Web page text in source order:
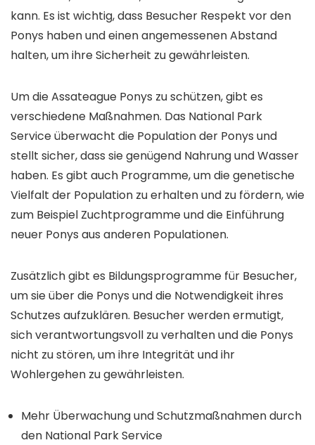
kann. Es ist wichtig, dass Besucher Respekt vor den
Ponys haben und einen angemessenen Abstand
halten, um ihre Sicherheit zu gewährleisten.
Um die Assateague Ponys zu schützen, gibt es
verschiedene Maßnahmen. Das National Park
Service überwacht die Population der Ponys und
stellt sicher, dass sie genügend Nahrung und Wasser
haben. Es gibt auch Programme, um die genetische
Vielfalt der Population zu erhalten und zu fördern, wie
zum Beispiel Zuchtprogramme und die Einführung
neuer Ponys aus anderen Populationen.
Zusätzlich gibt es Bildungsprogramme für Besucher,
um sie über die Ponys und die Notwendigkeit ihres
Schutzes aufzuklären. Besucher werden ermutigt,
sich verantwortungsvoll zu verhalten und die Ponys
nicht zu stören, um ihre Integrität und ihr
Wohlergehen zu gewährleisten.
Mehr Überwachung und Schutzmaßnahmen durch
den National Park Service